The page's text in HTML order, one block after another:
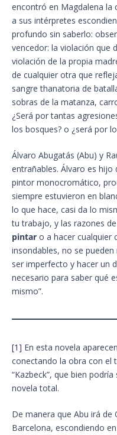
encontró en Magdalena la
a sus intérpretes
profundo sin saberlo:
vencedor: la violación que
violación de la propia
de cualquier otra que
sangre thanatoria de
sobras de la matanza,
¿Será por tantas
los bosques? o ¿será por
Álvaro Abugatás (Abu) y
entrañables. Álvaro es hijo
pintor monocromático,
siempre estuvieron en
lo que hace, casi da lo
tu trabajo, y las razones
pintar o a hacer cualquier
insondables, no se
ser imperfecto y hacer un
necesario para saber qué
mismo”.
[1] En esta novela
conectando la obra con el
“Kazbeck”, que bien
novela total.
De manera que Abu irá de
Barcelona, escondiendo